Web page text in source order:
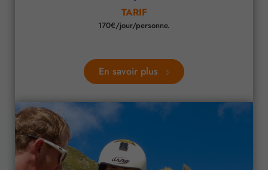
TARIF
170€/jour/personne.
En savoir plus